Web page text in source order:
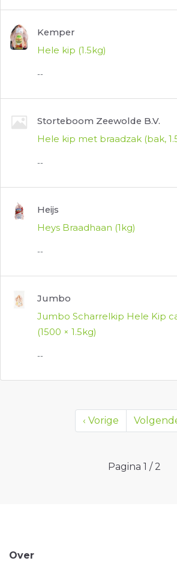
Kemper
Hele kip (1.5kg)
--
Storteboom Zeewolde B.V.
Hele kip met braadzak (bak,
--
Heijs
Heys Braadhaan (1kg)
--
Jumbo
Jumbo Scharrelkip Hele Kip
(1500 × 1.5kg)
--
‹ Vorige
Pagina 1 / 2
Over